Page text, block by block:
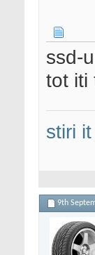
ssd-
tot iti
stiri it
9th